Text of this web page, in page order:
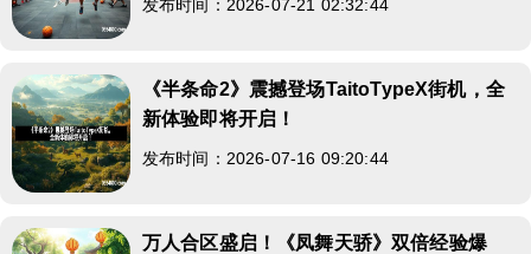
发布时间：2026-07-21 02:32:44
《半条命2》震撼登场TaitoTypeX街机，全
新体验即将开启！
发布时间：2026-07-16 09:20:44
万人合区盛启！《凤舞天骄》双倍经验爆